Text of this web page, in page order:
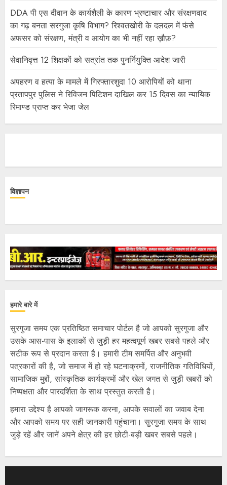
DDA पी एस दीवान के कार्यशैली के कारण भ्रष्टाचार और संरक्षणवाद
का गढ़ बनता सरगुजा कृषि विभाग? रिश्वतखोरी के दलदल में फंसे
अफसर को संरक्षण, मंत्री व आयोग का भी नहीं रहा ख़ौफ़?
सेवानिवृत्त 12 शिक्षकों को सत्रांत तक पुनर्नियुक्ति आदेश जारी
अपहरण व हत्या के मामले में गिरफ्तारशुदा 10 आरोपियों को थाना
प्रतापपुर पुलिस ने रिविजन पिटिशन दाखिल कर 15 दिवस का न्यायिक
रिमाण्ड प्राप्त कर भेजा जेल
विज्ञापन
हमारे बारे में
सुरगुजा समय एक प्रतिष्ठित समाचार पोर्टल है जो आपको सुरगुजा और
उसके आस-पास के इलाकों से जुड़ी हर महत्वपूर्ण खबर सबसे पहले और
सटीक रूप से प्रदान करता है। हमारी टीम समर्पित और अनुभवी
पत्रकारों की है, जो समाज में हो रहे घटनाक्रमों, राजनीतिक गतिविधियों,
सामाजिक मुद्दों, सांस्कृतिक कार्यक्रमों और खेल जगत से जुड़ी खबरों को
निष्पक्षता और पारदर्शिता के साथ प्रस्तुत करती है।
हमारा उद्देश्य है आपको जागरूक करना, आपके सवालों का जवाब देना
और आपको समय पर सही जानकारी पहुंचाना। सुरगुजा समय के साथ
जुड़े रहें और जानें अपने क्षेत्र की हर छोटी-बड़ी खबर सबसे पहले।